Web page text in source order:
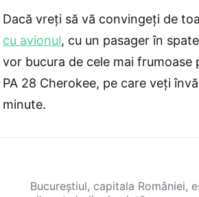
Dacă vreţi să vă convingeţi de
cu avionul, cu un pasager în
vor bucura de cele mai frumoase
PA 28 Cherokee, pe care veţi
minute.
Bucureștiul, capitala României,